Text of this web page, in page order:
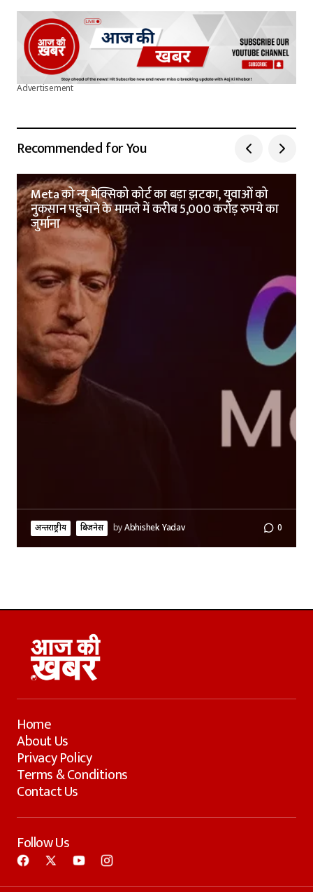
Advertisement
Recommended for You
Meta को न्यू मेक्सिको कोर्ट का बड़ा झटका, युवाओं को
नुकसान पहुंचाने के मामले में करीब 5,000 करोड़ रुपये का
जुर्माना
अन्तर्राष्ट्रीय बिजनेस byAbhishek Yadav 0
Home
About Us
Privacy Policy
Terms & Conditions
Contact Us
Follow Us